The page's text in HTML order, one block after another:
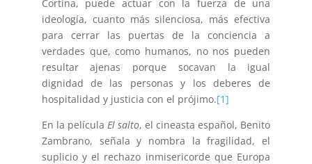
Cortina, puede actuar con la fuerza de una
ideología, cuanto más silenciosa, más efectiva
para cerrar las puertas de la conciencia a
verdades que, como humanos, no nos pueden
resultar ajenas porque socavan la igual
dignidad de las personas y los deberes de
hospitalidad y justicia con el prójimo.[1]
En la película El salto, el cineasta español, Benito
Zambrano, señala y nombra la fragilidad, el
suplicio y el rechazo inmisericorde que Europa